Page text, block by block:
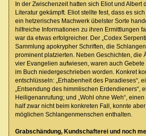
In der Zwischenzeit hatten sich Eliot und Albert
Literatur gekämpft. Eliot stellte fest, dass es
ein hetzerisches Machwerk übelster Sorte
hilfreiche Informationen zu ihren Ermittlungen
war da etwas erfolgreicher. Der „Codex
Sammlung apokrypher Schriften, die
prominent platzierten. Neben Geschichten, die
vier Evangelien aufwiesen, waren auch
im Buch niedergeschrieben worden. Konkret
entschlüsseln: „Erhabenheit des Paradieses“,
„Entsendung des himmlischen Erdendieners“,
Heiligenanrufung; und „Wohl ohne Weh“,
half zwar nicht beim konkreten Fall, konnte
möglichen Schlangenmenschen enthalten.
Grabschändung, Kundschafterei und noch